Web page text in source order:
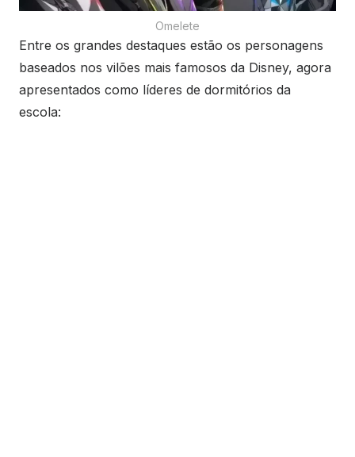
Omelete
Entre os grandes destaques estão os personagens
baseados nos vilões mais famosos da Disney, agora
apresentados como líderes de dormitórios da
escola: